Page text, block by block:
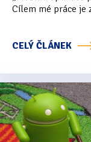
Oficiální
Pracuji
Pracuji zrakem
Pracuji zrakem
Cílem mé práce je
CELÝ ČLÁNEK